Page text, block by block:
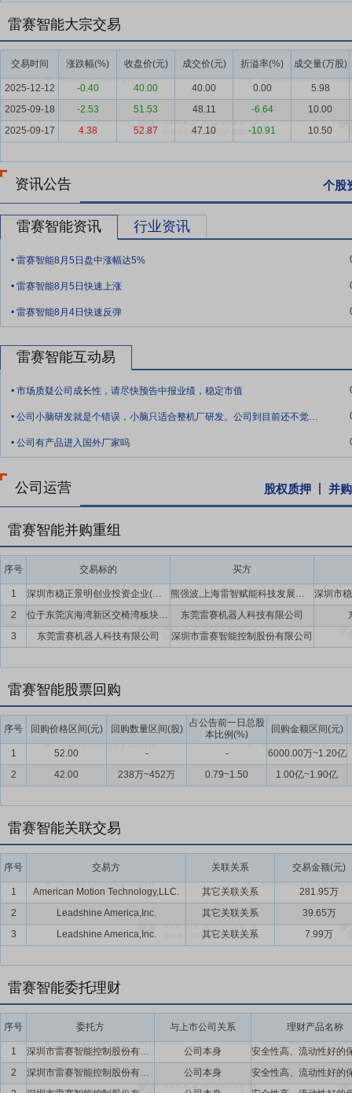
要点6：产品及技术优势
公司是国家级高新技术企业、专精特新“小
室，拥有博士后创新实践基地、广东省智能装备运动控制系统工程技
等荣誉，截至报告期末，公司累计拥有自主知识产权1,621件，主要
要点7：渠道网络与服务优势
公司深耕智能制造领域多年，累计为国
级解决方案，积累了广泛的客户资源和深厚的品牌影响力，对行业及
品通过CE认证，并推进UL、STO等国际认证，为开拓全球市场筑牢
要点9：打造平台型公司，发挥生态圈优势
的经营管理思想，积极与产业链上下游、科研院所以及社会各界等多
10,320.74万元。
要点12：研发中心技术升级项目
本项目建设期为24个月,计划总投资
立与公司发展规模相适应的技术研发平台,全面提升公司技术研究及创
海、南京、合肥、杭州、温州、宁波、济南、青岛、北京13个区域
津、太原、西安、大连、沈阳、成都、郑州、福州17个区域新建营销
台系统,包括CRM系统、伙伴云系统、客户云系统、分析云系统等。
要点14：股利分配
在满足现金分红条件的基础上,结合公司持续经营
年以现金方式累计分配的利润不少于最近3年实现的年均可分配利润的
要点15：稳定股价措施
公司首次公开发行股票并上市后三年内,如公
持股份、公司全体董事(独立董事除外)和高级管理人员增持公司股票
雷赛智能大宗交易
交易时间 涨跌幅(%) 收盘价(元) 成交价(元) 折溢率(%) 成交量(万股)
2025-12-12 -0.40 40.00 40.00 0.00
5.98
2025-09-18
-2.53 51.53 48.11 -6.64
10.00
2025-09-17
4.38 52.87 47.10 -10.91 10.50
资讯公告 个股
雷赛智能资讯 行业资讯
. 雷赛智能8月5日盘中涨幅达5%
. 雷赛智能8月5日快速上涨
. 雷赛智能8月4日快速反弹
雷赛智能互动易
. 市场质疑公司成长性，请尽快预告中报业绩，稳定市值
. 公司小脑研发就是个错误，小脑只适合整机厂研发。公司到目前还不觉醒吗
. 公司有产品进入国外厂家吗
公司运营 股权质押 并
雷赛智能并购重组
序号 交易标的 买方
1 深圳市稳正景明创业投资企业(有限合伙)
熊强波,上海雷智赋能科技发展有限公司,深圳市稳正资产管理有限公司
2
位于东莞滨海湾新区交椅湾板块项目用地 东莞雷赛机器人科技有限公司
3
东莞雷赛机器人科技有限公司 深圳市雷赛智能控制股份有限公司
雷赛智能股票回购
序号 回购价格区间(元) 回购数量区间(股)
占公告前一日总股
本比例(%)
回购金额区间(元)
1 52.00 - -
6000.00万~1.20亿
2
42.00 238万~452万 0.79~1.50 1.00亿~1.90亿
雷赛智能关联交易
序号 交易方 关联关系 交易金额(元)
1 American Motion Technology,LLC. 其它关联关系
281.95万
2
Leadshine America,Inc. 其它关联关系
39.65万
3
Leadshine America,Inc. 其它关联关系 7.99万
雷赛智能委托理财
序号 委托方 与上市公司关系 理财产品名称
1 深圳市雷赛智能控制股份有限公司
公司本身
2
深圳市雷赛智能控制股份有限公司
公司本身